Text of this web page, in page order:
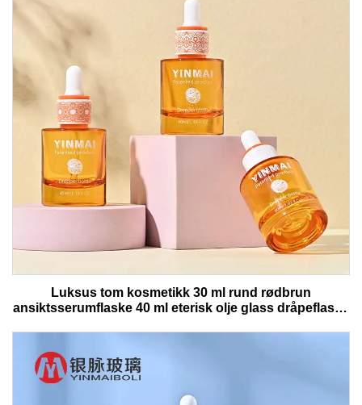
Luksus tom kosmetikk 30 ml rund rødbrun
ansiktsserumflaske 40 ml eterisk olje glass dråpeflaske